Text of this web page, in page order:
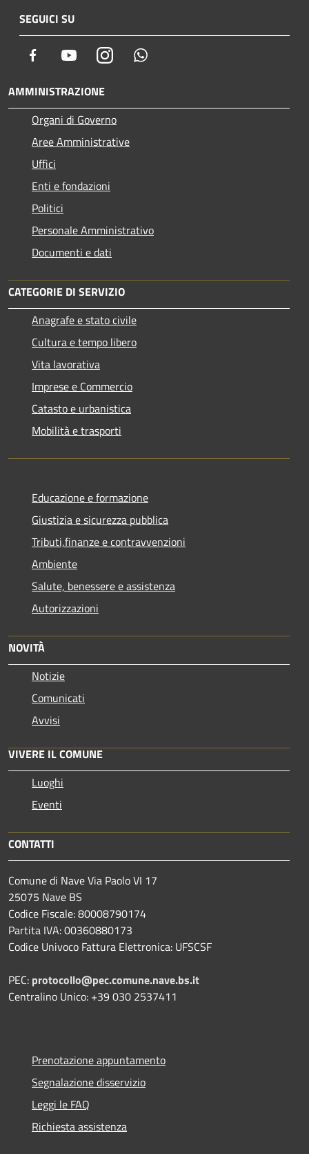
SEGUICI SU
Facebook YoutubeInstagram
AMMINISTRAZIONE
Organi di Governo
Aree Amministrative
Uffici
Enti e fondazioni
Politici
Personale Amministrativo
Documenti e dati
CATEGORIE DI SERVIZIO
Anagrafe e stato civile
Cultura e tempo libero
Vita lavorativa
Imprese e Commercio
Catasto e urbanistica
Mobilità e trasporti
Educazione e formazione
Giustizia e sicurezza pubblica
Tributi,finanze e contravvenzioni
Ambiente
Salute, benessere e assistenza
Autorizzazioni
NOVITÀ
Notizie
Comunicati
Avvisi
VIVERE IL COMUNE
Luoghi
Eventi
CONTATTI
Comune di Nave Via Paolo VI 17
25075 Nave BS
Codice Fiscale: 80008790174
Partita IVA: 00360880173
Codice Univoco Fattura Elettronica: UFSCSF
PEC: protocollo@pec.comune.nave.bs.it
Centralino Unico: +39 030 2537411
Prenotazione appuntamento
Segnalazione disservizio
Leggi le FAQ
Richiesta assistenza